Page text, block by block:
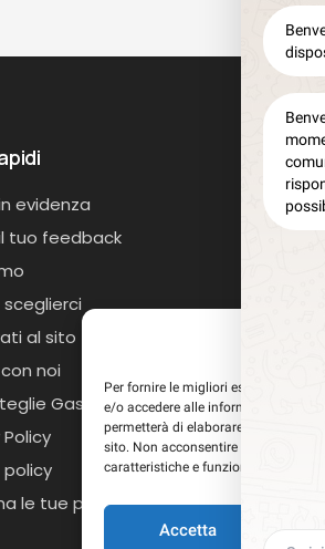
Per fornire le migliori esperienze,
e/o accedere alle informazioni del
permetterà di elaborare dati come il
sito. Non acconsentire o ritirare il
caratteristiche e funzioni.
Accetta
evidenza
tuo feedback
al sito
noi
Gastronorm
policy
le tue preferenze di tracciamento